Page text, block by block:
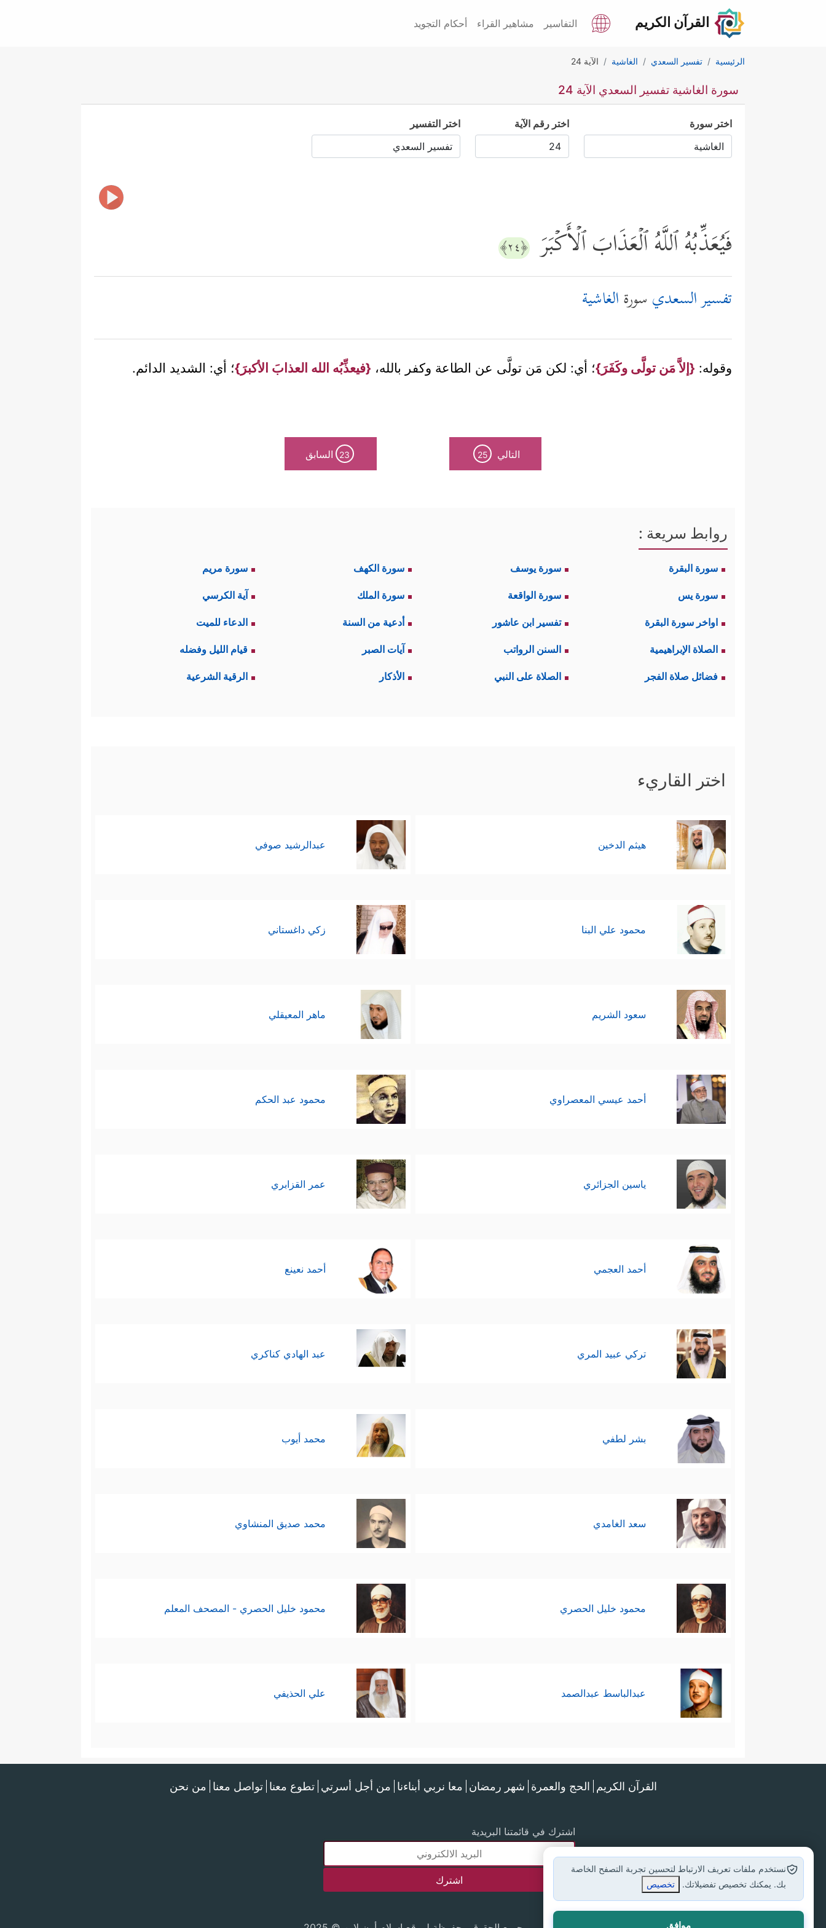
القرآن الكريم التفاسير مشاهير القراء أحكام التجويد
الرئيسية تفسير السعدي الغاشية الآية 24
سورة الغاشية تفسير السعدي الآية 24
اختر سورة اختر رقم الآية اختر التفسير
فَیُعَذِّبُهُ ٱللَّهُ ٱلۡعَذَابَ ٱلۡأَكۡبَرَ ﴿٢٤﴾
تفسير السعدي سورةالغاشية
وقوله: {إلاَّ مَن تولَّى وكَفَرَ}؛ أي: لكن مَن تولَّى عن الطاعة وكفر بالله، {فيعذِّبُه الله العذابَ الأكبرَ}؛ أي: الشديد الدائم.
التالي 25
23 السابق
روابط سريعة :
سورة البقرة سورة يوسف سورة الكهف سورة مريم
سورة يس سورة الواقعة سورة الملك آية الكرسي
اواخر سورة البقرة تفسير ابن عاشور أدعية من السنة الدعاء للميت
الصلاة الإبراهيمية السنن الرواتب آيات الصبر قيام الليل وفضله
فضائل صلاة الفجر الصلاة على النبي الأذكار الرقية الشرعية
اختر القاريء
هيثم الدخين عبدالرشيد صوفي
محمود علي البنا زكي داغستاني
سعود الشريم ماهر المعيقلي
أحمد عيسي المعصراوي محمود عبد الحكم
ياسين الجزائري عمر القزابري
أحمد العجمي أحمد نعينع
تركي عبيد المري عبد الهادي كناكري
بشر لطفي محمد أيوب
سعد الغامدي محمد صديق المنشاوي
محمود خليل الحصري محمود خليل الحصري - المصحف المعلم
عبدالباسط عبدالصمد علي الحذيفي
القرآن الكريم الحج والعمرة شهر رمضان معا نربي أبناءنا من أجل أسرتي تطوع معنا تواصل معنا من نحن
اشترك في قائمتنا البريدية
نستخدم ملفات تعريف الارتباط لتحسين تجربة التصفح الخاصة
بك. يمكنك تخصيص تفضيلاتك.
تخصيص
موافق